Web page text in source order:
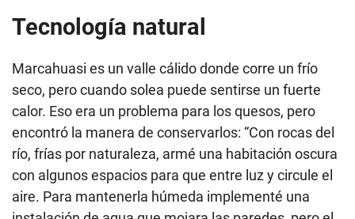
Tecnología natural
Marcahuasi es un valle cálido donde corre un frío
seco, pero cuando solea puede sentirse un fuerte
calor. Eso era un problema para los quesos, pero
encontró la manera de conservarlos: “Con rocas del
río, frías por naturaleza, armé una habitación oscura
con algunos espacios para que entre luz y circule el
aire. Para mantenerla húmeda implementé una